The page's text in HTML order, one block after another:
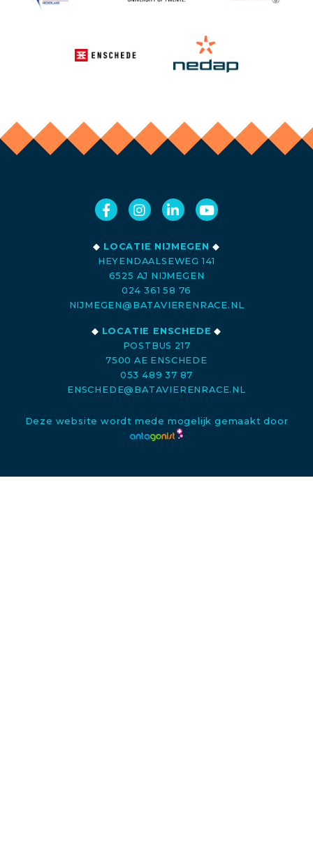
◆ LOCATIE NIJMEGEN ◆
HEYENDAALSEWEG 141
6525 AJ NIJMEGEN
024 361 58 76
NIJMEGEN@BATAVIERENRACE.NL
◆ LOCATIE ENSCHEDE ◆
POSTBUS 217
7500 AE ENSCHEDE
053 489 37 87
ENSCHEDE@BATAVIERENRACE.NL
Deze website wordt mede mogelijk gemaakt door